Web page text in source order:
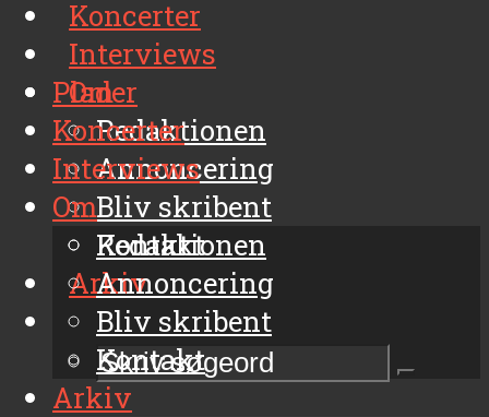
Koncerter
Interviews
Om
Redaktionen
Annoncering
Bliv skribent
Kontakt
Arkiv
Plader
Koncerter
Interviews
Om
Redaktionen
Annoncering
Bliv skribent
Kontakt
Arkiv